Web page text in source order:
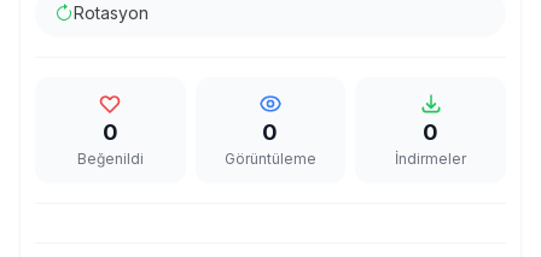
Rotasyon
0
Beğenildi
0
Görüntüleme
0
İndirmeler